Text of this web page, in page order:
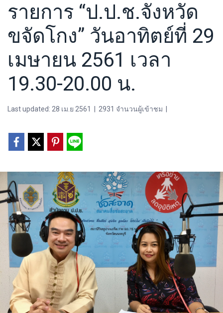
รายการ “ป.ป.ช.จังหวัด
ขจัดโกง” วันอาทิตย์ที่ 29
เมษายน 2561 เวลา
19.30-20.00 น.
Last updated: 28 เม.ย 2561 2931 จำนวนผู้เข้าชม